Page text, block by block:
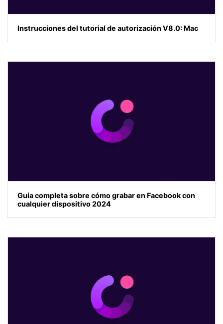
Instrucciones del tutorial de autorización V8.0: Mac
Guía completa sobre cómo grabar en Facebook con
cualquier dispositivo 2024